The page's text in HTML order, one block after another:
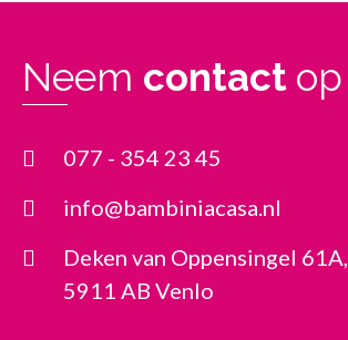
Neem contact op
077 - 354 23 45
info@bambiniacasa.nl
Deken van Oppensingel 61A,
5911 AB Venlo